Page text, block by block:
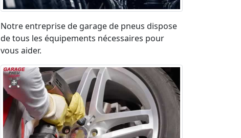
Notre entreprise de garage de pneus dispose
de tous les équipements nécessaires pour
vous aider.